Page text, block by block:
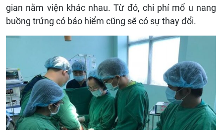
gian nằm viện khác nhau. Từ đó, chi phí mổ u nang
buồng trứng có bảo hiểm cũng sẽ có sự thay đổi.